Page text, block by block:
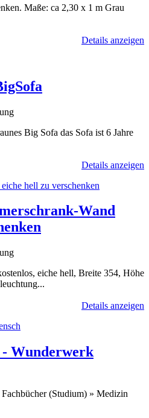
Maße: ca 2,30 x 1 m Grau
Details anzeigen
Big Sofa das Sofa ist 6 Jahre
Details anzeigen
Wand
eiche hell, Breite 354, Höhe
Details anzeigen
Wunderwerk
Fachbücher (Studium) » Medizin